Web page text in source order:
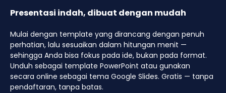
Presentasi indah, dibuat dengan mudah
Mulai dengan template yang dirancang dengan penuh
perhatian, lalu sesuaikan dalam hitungan menit —
sehingga Anda bisa fokus pada ide, bukan pada format.
Unduh sebagai template PowerPoint atau gunakan
secara online sebagai tema Google Slides. Gratis — tanpa
pendaftaran, tanpa batas.